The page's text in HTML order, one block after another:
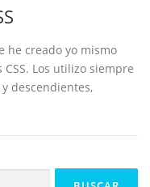
he creado yo mismo
Los utilizo siempre
descendientes,